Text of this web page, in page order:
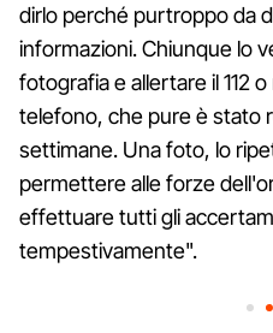
dirlo perché purtroppo da
informazioni. Chiunque lo
fotografia e allertare il 112
telefono, che pure è stato
settimane. Una foto, lo
permettere alle forze
effettuare tutti gli
tempestivamente".